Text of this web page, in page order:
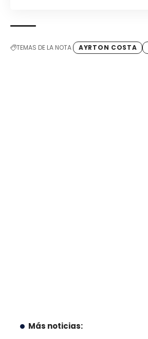
TEMAS DE LA NOTA AYRTON COSTA
Más noticias: